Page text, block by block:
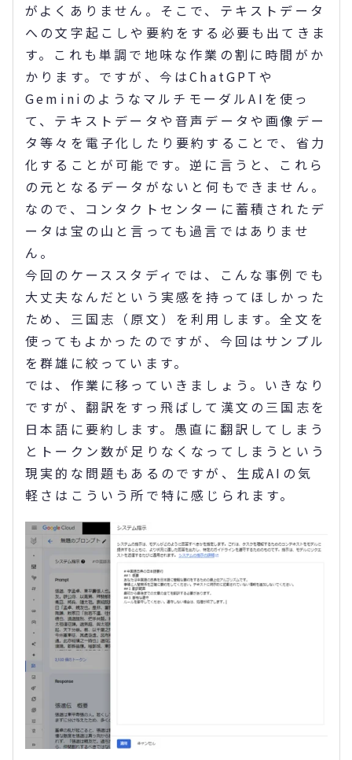
がよくありません。そこで、テキストデータ
への文字起こしや要約をする必要も出てきま
す。これも単調で地味な作業の割に時間がか
かります。ですが、今はChatGPTや
GeminiのようなマルチモーダルAIを使っ
て、テキストデータや音声データや画像デー
タ等々を電子化したり要約することで、省力
化することが可能です。逆に言うと、これら
の元となるデータがないと何もできません。
なので、コンタクトセンターに蓄積されたデ
ータは宝の山と言っても過言ではありませ
ん。
今回のケーススタディでは、こんな事例でも
大丈夫なんだという実感を持ってほしかった
ため、三国志（原文）を利用します。全文を
使ってもよかったのですが、今回はサンプル
を群雄に絞っています。
では、作業に移っていきましょう。いきなり
ですが、翻訳をすっ飛ばして漢文の三国志を
日本語に要約します。愚直に翻訳してしまう
とトークン数が足りなくなってしまうという
現実的な問題もあるのですが、生成AIの気
軽さはこういう所で特に感じられます。